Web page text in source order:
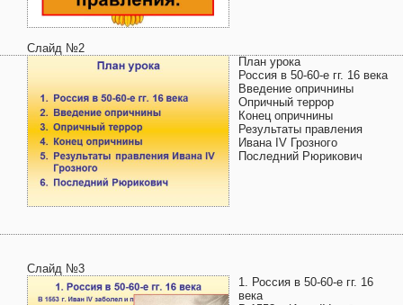
Слайд №2
План урока
Россия в 50-60-е гг. 16 века
Введение опричнины
Опричный террор
Конец опричнины
Результаты правления
Ивана IV Грозного
Последний Рюрикович
Слайд №3
1. Россия в 50-60-е гг. 16
века